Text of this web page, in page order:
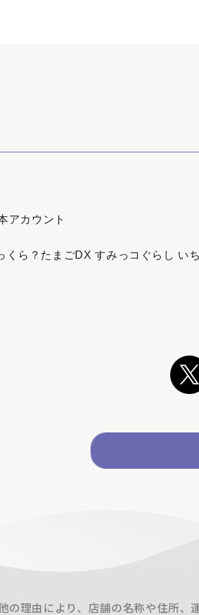
アカウント
ら？たまごDX すみっコぐらし い
の理由により、店舗の名称や住所、